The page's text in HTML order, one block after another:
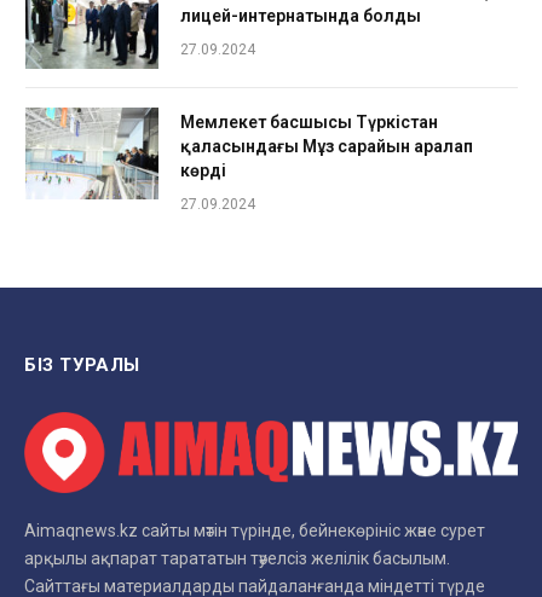
лицей-интернатында болды
27.09.2024
Мемлекет басшысы Түркістан
қаласындағы Мұз сарайын аралап
көрді
27.09.2024
БІЗ ТУРАЛЫ
Aimaqnews.kz сайты мәтін түрінде, бейнекөрініс және сурет
арқылы ақпарат тарататын тәуелсіз желілік басылым.
Сайттағы материалдарды пайдаланғанда міндетті түрде